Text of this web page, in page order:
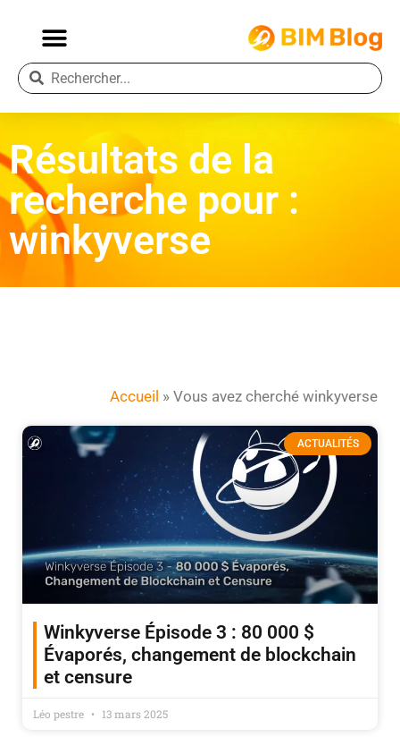
Résultats de la
recherche pour :
winkyverse
Accueil » Vous avez cherché winkyverse
ACTUALITÉS
Winkyverse Épisode 3 : 80 000 $
Évaporés, changement de blockchain
et censure
Léo pestre 13 mars 2025